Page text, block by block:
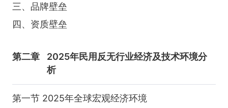
三、品牌壁垒
四、资质壁垒
第二章
2025年民用反无行业经济及技术环境分
析
第一节 2025年全球宏观经济环境